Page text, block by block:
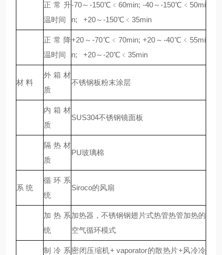
正常升
温时间
-70～-150℃﹤60min; -40～-150℃﹤50mi
n; +20～-150℃﹤35min
正常降
温时间
+20～-70℃﹤70min; +20～-40℃﹤55mi
n; +20～-20℃﹤35min
材 料
外箱材
质
不锈钢板粉末涂层
内箱材
质
SUS304不锈钢镜面板
隔热材
质
PU玻璃棉
系 统
循环系
统
Siroco的风扇
加热系
统
加热器，不锈钢钢翅片式热管热管加热的
空气循环模式
制冷系密闭压缩机+ vaporator的散热片+风冷冷